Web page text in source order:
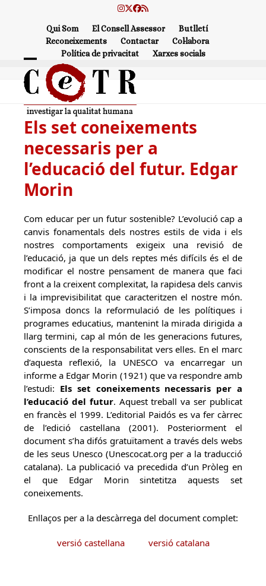
Instagram
Twitter
Facebook
RSS
Qui Som El Consell Assessor
Butlletí
Reconeixements
Contactar
Col·labora
Política de privacitat
Xarxes socials
Open
mobile
menu
Close
mobile
menu
Els set coneixements
necessaris per a
l’educació del futur. Edgar
Morin
Com educar per un futur sostenible? L’evolució cap a
canvis fonamentals dels nostres estils de vida i els
nostres comportaments exigeix una revisió de
l’educació, ja que un dels reptes més difícils és el de
modificar el nostre pensament de manera que faci
front a la creixent complexitat, la rapidesa dels canvis
i la imprevisibilitat que caracteritzen el nostre món.
S’imposa doncs la reformulació de les polítiques i
programes educatius, mantenint la mirada dirigida a
llarg termini, cap al món de les generacions futures,
conscients de la responsabilitat vers elles. En el marc
d’aquesta reflexió, la UNESCO va encarregar un
informe a Edgar Morin (1921) que va respondre amb
l’estudi: Els set coneixements necessaris per a
l’educació del futur. Aquest treball va ser publicat
en francès el 1999. L’editorial Paidós es va fer càrrec
de l’edició castellana (2001). Posteriorment el
document s’ha difós gratuïtament a través dels webs
de les seus Unesco (Unescocat.org per a la traducció
catalana). La publicació va precedida d’un Pròleg en
el que Edgar Morin sintetitza aquests set
coneixements.
Enllaços per a la descàrrega del document complet:
versió castellana versió catalana